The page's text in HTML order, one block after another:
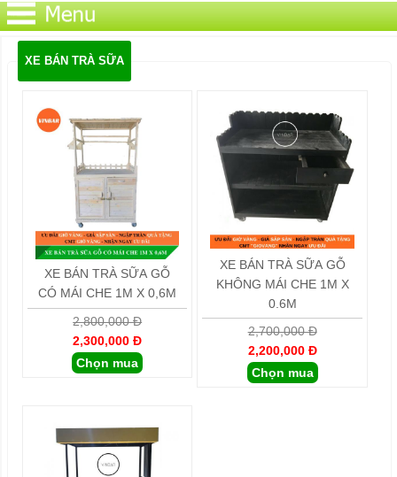
XE BÁN TRÀ SỮA
XE BÁN TRÀ SỮA GỖ
CÓ MÁI CHE 1M X 0,6M
2,800,000 Đ
2,300,000 Đ
Chọn mua
XE BÁN TRÀ SỮA GỖ
KHÔNG MÁI CHE 1M X
0.6M
2,700,000 Đ
2,200,000 Đ
Chọn mua